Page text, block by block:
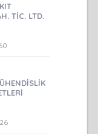
TİC. LTD.